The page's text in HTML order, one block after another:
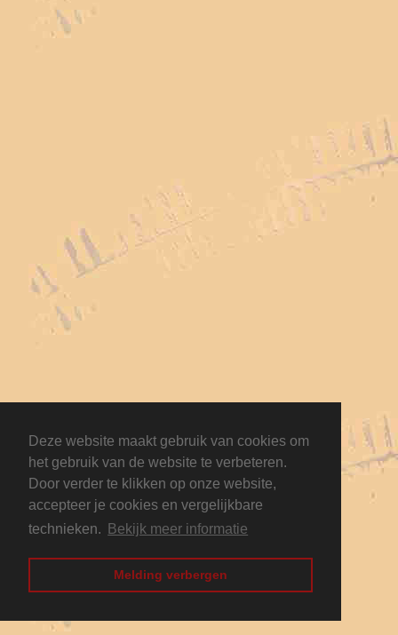
Deze website maakt gebruik van cookies om
het gebruik van de website te verbeteren.
Door verder te klikken op onze website,
accepteer je cookies en vergelijkbare
technieken.
Bekijk meer informatie
Melding verbergen